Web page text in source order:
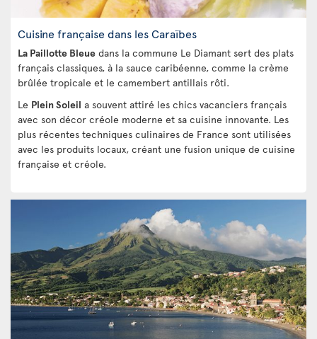
Cuisine française dans les Caraïbes
La Paillotte Bleue dans la commune Le Diamant sert des plats
français classiques, à la sauce caribéenne, comme la crème
brûlée tropicale et le camembert antillais rôti.
Le Plein Soleil a souvent attiré les chics vacanciers français
avec son décor créole moderne et sa cuisine innovante. Les
plus récentes techniques culinaires de France sont utilisées
avec les produits locaux, créant une fusion unique de cuisine
française et créole.